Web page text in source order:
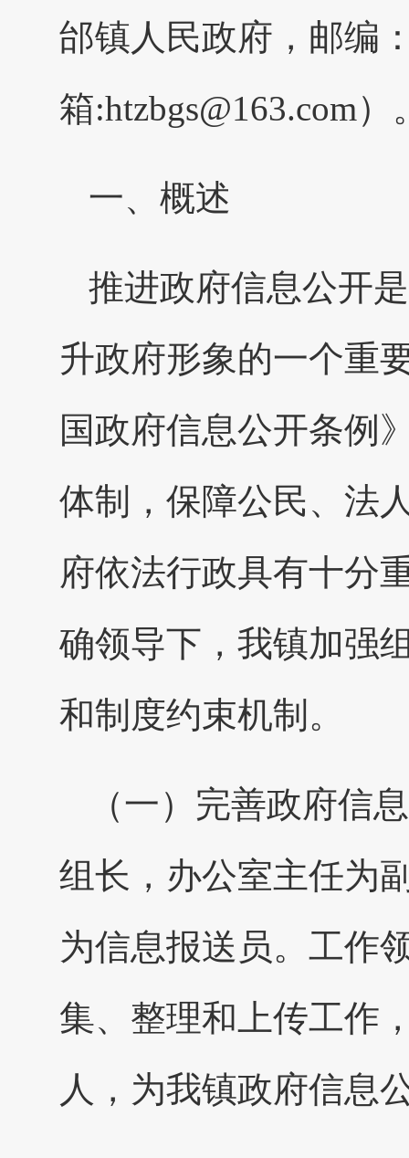
邰镇人民政府，邮编
箱:htzbgs@163.com）
一、概述
推进政府信息公开
升政府形象的一个重
国政府信息公开条例
体制，保障公民、法
府依法行政具有十分
确领导下，我镇加强
和制度约束机制。
（一）完善政府信
组长，办公室主任为
为信息报送员。工作
集、整理和上传工作
人，为我镇政府信息